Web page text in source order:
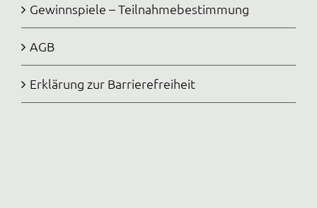
Gewinnspiele – Teilnahmebestimmung
AGB
Erklärung zur Barrierefreiheit